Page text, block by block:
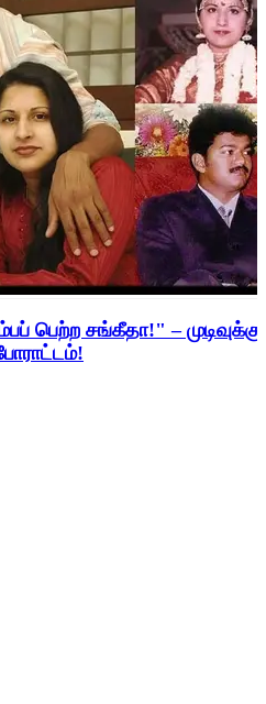
பெற்ற சங்கீதா!" –